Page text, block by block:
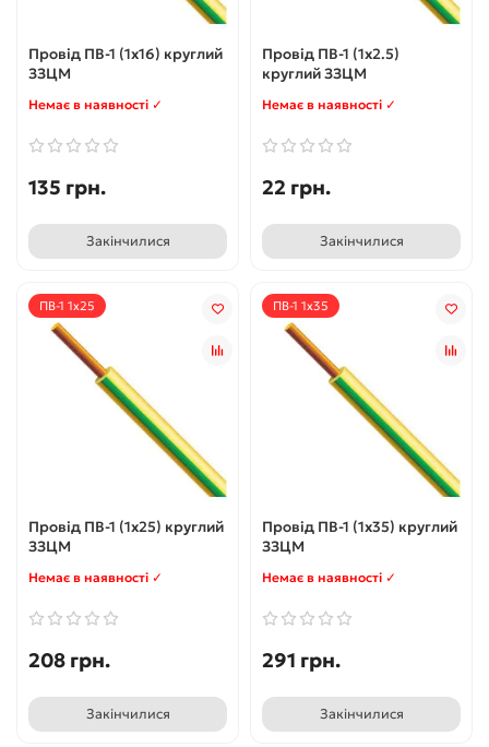
Провід ПВ-1 (1x16) круглий
ЗЗЦМ
Немає в наявності ✓
135 грн.
Закінчилися
Провід ПВ-1 (1x2.5)
круглий ЗЗЦМ
Немає в наявності ✓
22 грн.
Закінчилися
ПВ-1 1x25
Провід ПВ-1 (1x25) круглий
ЗЗЦМ
Немає в наявності ✓
208 грн.
Закінчилися
ПВ-1 1x35
Провід ПВ-1 (1x35) круглий
ЗЗЦМ
Немає в наявності ✓
291 грн.
Закінчилися